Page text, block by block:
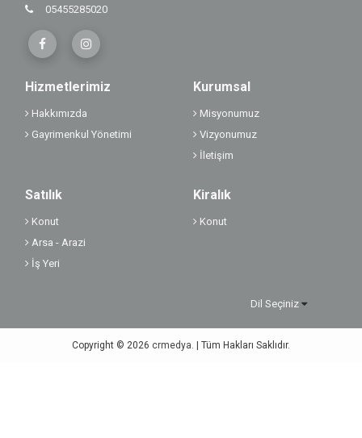
05455285020
Hizmetlerimiz
Hakkımızda
Gayrimenkul Yönetimi
Kurumsal
Misyonumuz
Vizyonumuz
İletişim
Satılık
Konut
Arsa - Arazi
İş Yeri
Kiralık
Konut
Dil Seçiniz
Copyright © 2026 crmedya. | Tüm Hakları Saklıdır.